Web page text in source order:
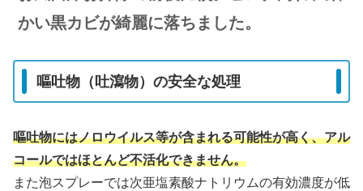
かい黒カビが綺麗に落ちました。
嘔吐物（吐瀉物）の安全な処理
嘔吐物にはノロウイルス等が含まれる可能性が高く、アル
コールではほとんど不活化できません。
また泡スプレーでは次亜塩素酸ナトリウムの有効濃度が低